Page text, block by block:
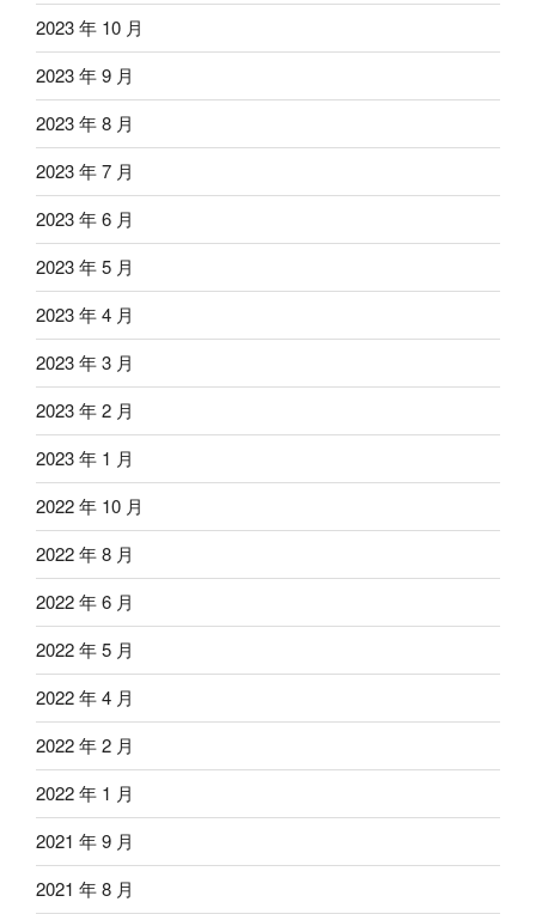
2023 年 10 月
2023 年 9 月
2023 年 8 月
2023 年 7 月
2023 年 6 月
2023 年 5 月
2023 年 4 月
2023 年 3 月
2023 年 2 月
2023 年 1 月
2022 年 10 月
2022 年 8 月
2022 年 6 月
2022 年 5 月
2022 年 4 月
2022 年 2 月
2022 年 1 月
2021 年 9 月
2021 年 8 月